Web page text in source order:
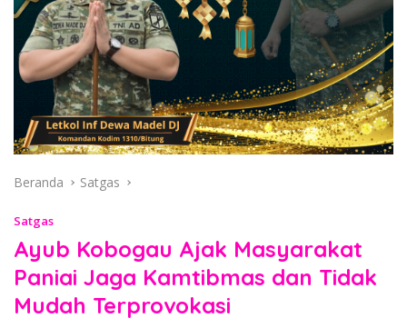
Beranda Satgas
Satgas
Ayub Kobogau Ajak Masyarakat
Paniai Jaga Kamtibmas dan Tidak
Mudah Terprovokasi